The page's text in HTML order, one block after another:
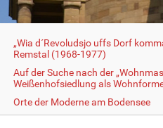
„Wia d´Revoludsjo uffs Dorf
Remstal (1968-1977)
Auf der Suche nach der
Weißenhofsiedlung als
Orte der Moderne am Bodensee